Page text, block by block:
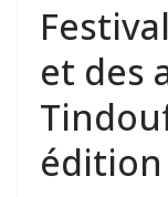
et des